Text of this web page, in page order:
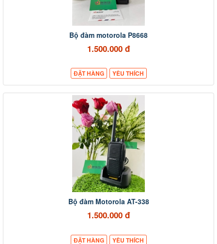
Bộ đàm motorola P8668
1.500.000 đ
ĐẶT HÀNG YÊU THÍCH
Bộ đàm Motorola AT-338
1.500.000 đ
ĐẶT HÀNG YÊU THÍCH